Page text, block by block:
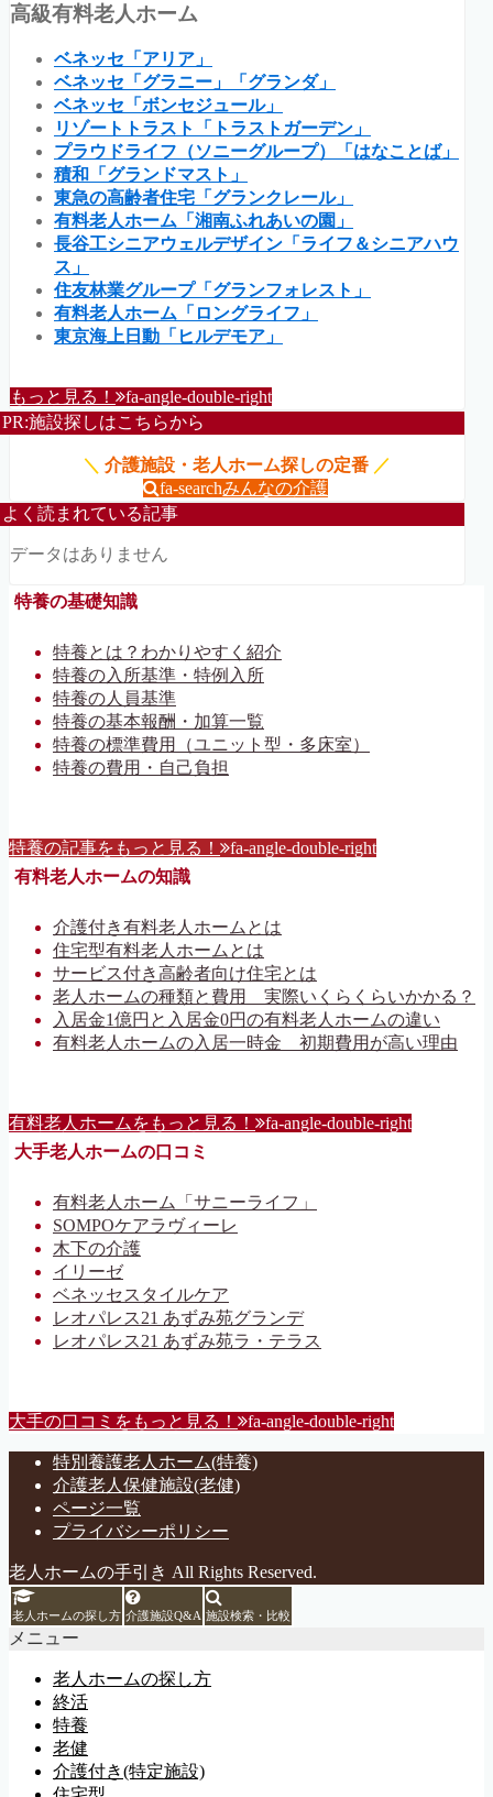
高級有料老人ホーム
ベネッセ「アリア」
ベネッセ「グラニー」「グランダ」
ベネッセ「ボンセジュール」
リゾートトラスト「トラストガーデン」
プラウドライフ（ソニーグループ）「はなことば」
積和「グランドマスト」
東急の高齢者住宅「グランクレール」
有料老人ホーム「湘南ふれあいの園」
長谷工シニアウェルデザイン「ライフ＆シニアハウ
ス」
住友林業グループ「グランフォレスト」
有料老人ホーム「ロングライフ」
東京海上日動「ヒルデモア」
もっと見る！ fa-angle-double-right
PR:施設探しはこちらから
＼ 介護施設・老人ホーム探しの定番 ／
fa-searchみんなの介護
よく読まれている記事
データはありません
特養の基礎知識
特養とは？わかりやすく紹介
特養の入所基準・特例入所
特養の人員基準
特養の基本報酬・加算一覧
特養の標準費用（ユニット型・多床室）
特養の費用・自己負担
特養の記事をもっと見る！ fa-angle-double-right
有料老人ホームの知識
介護付き有料老人ホームとは
住宅型有料老人ホームとは
サービス付き高齢者向け住宅とは
老人ホームの種類と費用 実際いくらくらいかかる？
入居金1億円と入居金0円の有料老人ホームの違い
有料老人ホームの入居一時金 初期費用が高い理由
有料老人ホームをもっと見る！ fa-angle-double-right
大手老人ホームの口コミ
有料老人ホーム「サニーライフ」
SOMPOケアラヴィーレ
木下の介護
イリーゼ
ベネッセスタイルケア
レオパレス21 あずみ苑グランデ
レオパレス21 あずみ苑ラ・テラス
大手の口コミをもっと見る！ fa-angle-double-right
特別養護老人ホーム(特養)
介護老人保健施設(老健)
ページ一覧
プライバシーポリシー
老人ホームの手引き All Rights Reserved.
老人ホームの探し方 介護施設Q&A 施設検索・比較
メニュー
老人ホームの探し方
終活
特養
老健
介護付き(特定施設)